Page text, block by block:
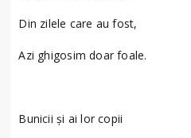
Din zilele care au fost,
Azi ghigosim doar foale.
Bunicii și ai lor copii